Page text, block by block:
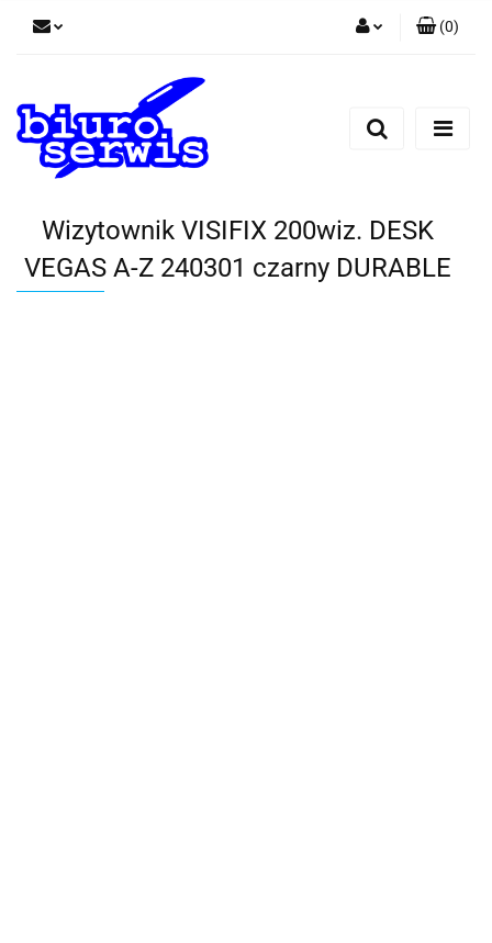
Zarejestruj się
(0)
Wizytownik VISIFIX 200wiz. DESK
VEGAS A-Z 240301 czarny DURABLE